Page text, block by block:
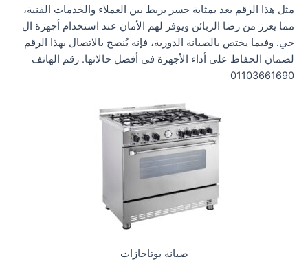
مثل هذا الرقم يعد بمثابة جسر يربط بين العملاء والخدمات الفنية،
مما يعزز من رضا الزبائن ويوفر لهم الأمان عند استخدام أجهزة ال
جي. وفيما يختص بالصيانة الدورية، فإنه يُنصح بالاتصال بهذا الرقم
لضمان الحفاظ على أداء الأجهزة في أفضل حالاتها. رقم الهاتف
01103661690
صيانة بوتاجازات